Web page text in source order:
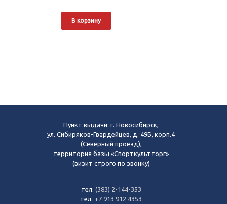
В корзину
Пункт выдачи: г. Новосибирск,
ул. Сибиряков-Гвардейцев, д. 49Б, корп.4
(Северный проезд),
территория базы «Спорткультторг»
(визит строго по звонку)
тел. (383) 2-144-353
тел. +7 913 912 4353